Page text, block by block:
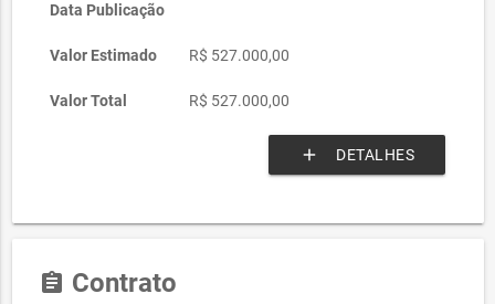
Data Publicação
Valor Estimado R$ 527.000,00
Valor Total R$ 527.000,00
add DETALHES
assignment Contrato